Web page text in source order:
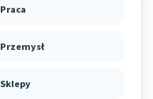
Praca
Przemysł
Sklepy